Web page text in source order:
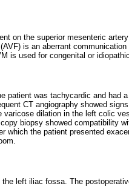
on the superior mesenteric
is an aberrant communication
is used for congenital or
patient was tachycardic and had
CT angiography showed
dilation in the left colic
biopsy showed compatibility
which the patient presented
left iliac fossa. The